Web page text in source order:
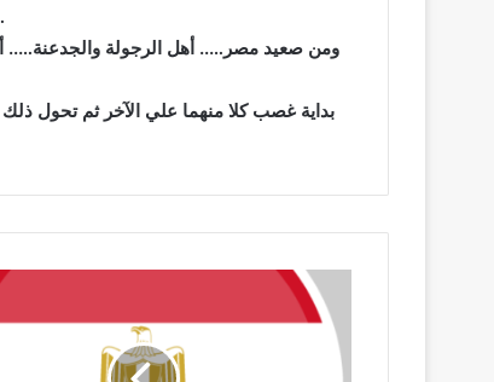
ومن صعيد مصر….. أهل الرجولة والجدعنة…..
بداية غصب كلا منهما علي الآخر ثم تحول